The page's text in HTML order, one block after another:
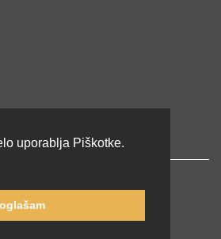
uporablja Piškotke.
lernu.net |Impressum